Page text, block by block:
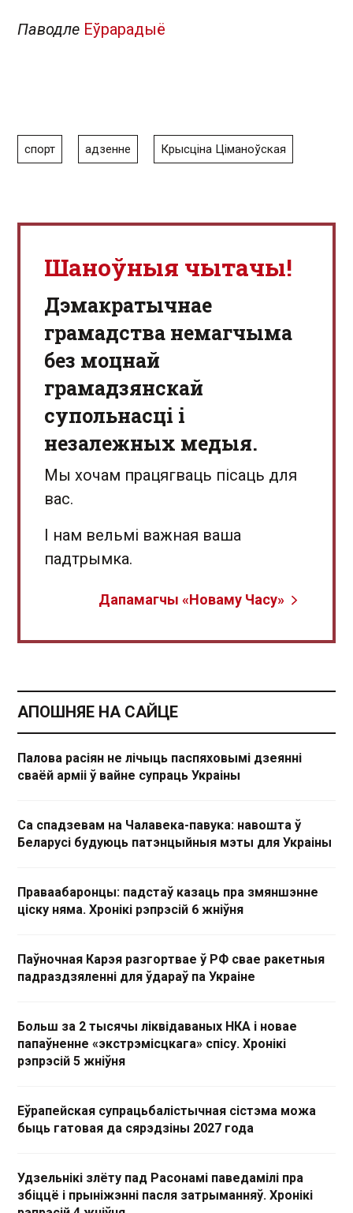
Паводле Еўрарадыё
спорт адзенне Крысціна Ціманоўская
Шаноўныя чытачы!
Дэмакратычнае
грамадства немагчыма
без моцнай
грамадзянскай
супольнасці і
незалежных медыя.
Мы хочам працягваць пісаць для
вас.
І нам вельмі важная ваша
падтрымка.
Дапамагчы «Новаму Часу»
АПОШНЯЕ НА САЙЦЕ
Палова расіян не лічыць паспяховымі дзеянні
сваёй арміі ў вайне супраць Украіны
Са спадзевам на Чалавека-павука: навошта ў
Беларусі будуюць патэнцыйныя мэты для Украіны
Праваабаронцы: падстаў казаць пра змяншэнне
ціску няма. Хронікі рэпрэсій 6 жніўня
Паўночная Карэя разгортвае ў РФ свае ракетныя
падраздзяленні для ўдараў па Украіне
Больш за 2 тысячы ліквідаваных НКА і новае
папаўненне «экстрэмісцкага» спісу. Хронікі
рэпрэсій 5 жніўня
Еўрапейская супрацьбалістычная сістэма можа
быць гатовая да сярэдзіны 2027 года
Удзельнікі злёту пад Расонамі паведамілі пра
збіццё і прыніжэнні пасля затрыманняў. Хронікі